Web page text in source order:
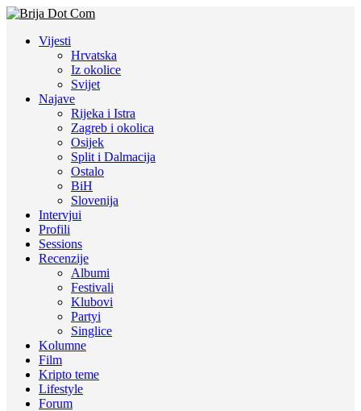
Vijesti
Hrvatska
Iz okolice
Svijet
Najave
Rijeka i Istra
Zagreb i okolica
Osijek
Split i Dalmacija
Ostalo
BiH
Slovenija
Intervjui
Profili
Sessions
Recenzije
Albumi
Festivali
Klubovi
Partyi
Singlice
Kolumne
Film
Kripto teme
Lifestyle
Forum